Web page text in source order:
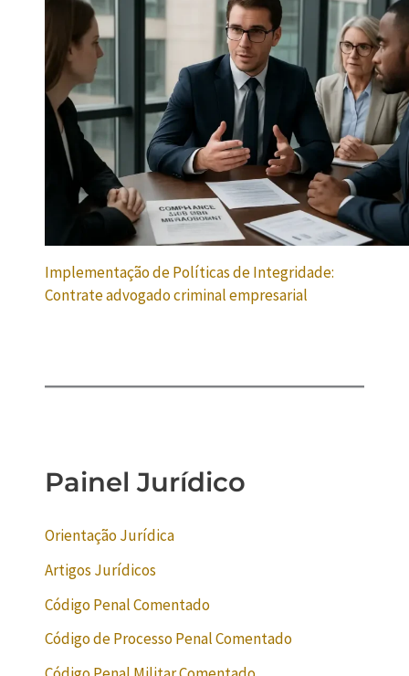
Implementação de Políticas de Integridade:
Contrate advogado criminal empresarial
Painel Jurídico
Orientação Jurídica
Artigos Jurídicos
Código Penal Comentado
Código de Processo Penal Comentado